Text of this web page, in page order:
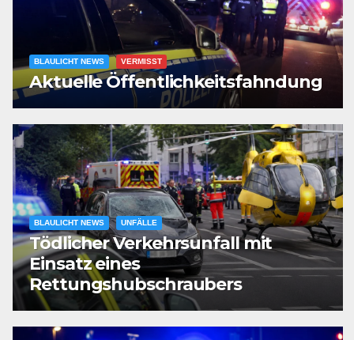
BLAULICHT NEWS VERMISST
Aktuelle Öffentlichkeitsfahndung
BLAULICHT NEWS UNFÄLLE
Tödlicher Verkehrsunfall mit
Einsatz eines
Rettungshubschraubers